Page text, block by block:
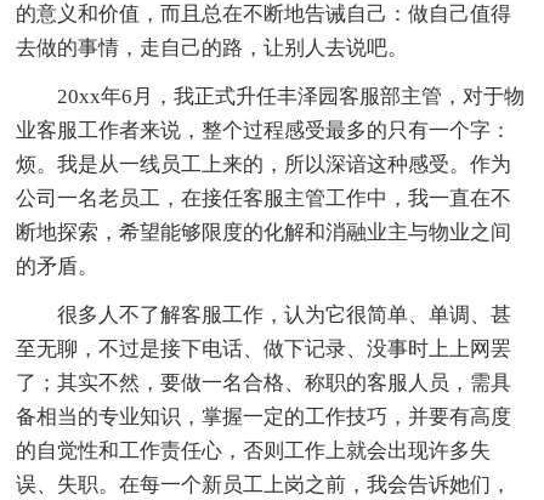
的意义和价值，而且总在不断地告诫自己：做自己值得
去做的事情，走自己的路，让别人去说吧。
20xx年6月，我正式升任丰泽园客服部主管，对于物
业客服工作者来说，整个过程感受最多的只有一个字：
烦。我是从一线员工上来的，所以深谙这种感受。作为
公司一名老员工，在接任客服主管工作中，我一直在不
断地探索，希望能够限度的化解和消融业主与物业之间
的矛盾。
很多人不了解客服工作，认为它很简单、单调、甚
至无聊，不过是接下电话、做下记录、没事时上上网罢
了；其实不然，要做一名合格、称职的客服人员，需具
备相当的专业知识，掌握一定的工作技巧，并要有高度
的自觉性和工作责任心，否则工作上就会出现许多失
误、失职。在每一个新员工上岗之前，我会告诉她们，